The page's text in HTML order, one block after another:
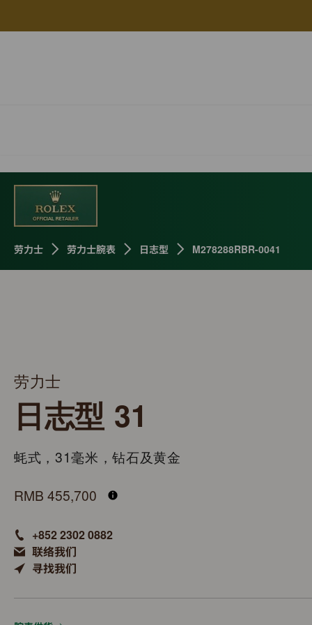
劳力士 劳力士腕表 日志型 M278288RBR-0041
劳力士
日志型 31
蚝式，31毫米，钻石及黄金
RMB 455,700
+852 2302 0882
联络我们
寻找我们